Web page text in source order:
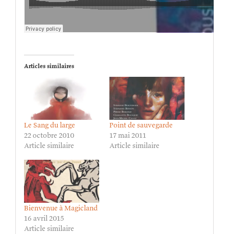
Articles similaires
Le Sang du large
22 octobre 2010
Article similaire
Point de sauvegarde
17 mai 2011
Article similaire
Bienvenue à Magicland
16 avril 2015
Article similaire